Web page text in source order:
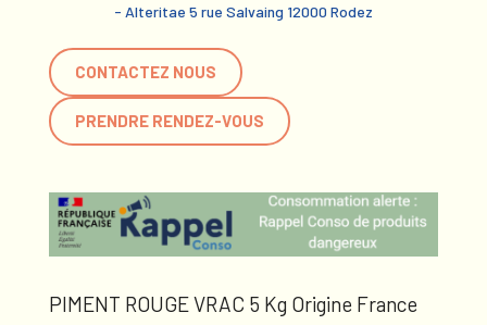
- Alteritae 5 rue Salvaing 12000 Rodez
CONTACTEZ NOUS
PRENDRE RENDEZ-VOUS
PIMENT ROUGE VRAC 5 Kg Origine France